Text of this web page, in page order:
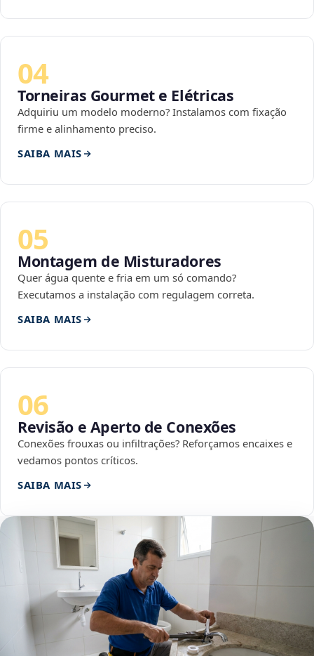
04
Torneiras Gourmet e Elétricas
Adquiriu um modelo moderno? Instalamos com fixação
firme e alinhamento preciso.
SAIBA MAIS
05
Montagem de Misturadores
Quer água quente e fria em um só comando?
Executamos a instalação com regulagem correta.
SAIBA MAIS
06
Revisão e Aperto de Conexões
Conexões frouxas ou infiltrações? Reforçamos encaixes e
vedamos pontos críticos.
SAIBA MAIS